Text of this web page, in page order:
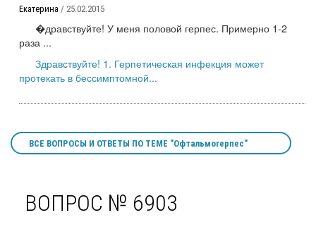
Екатерина / 25.02.2015
�дравствуйте! У меня половой герпес. Примерно 1-2
раза ...
Здравствуйте! 1. Герпетическая инфекция может
протекать в бессимптомной...
ВСЕ ВОПРОСЫ И ОТВЕТЫ ПО ТЕМЕ "Офтальмогерпес"
ВОПРОС № 6903